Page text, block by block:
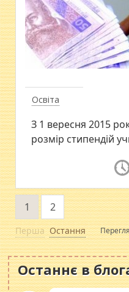
Освіта
З 1 вересня 2015
розмір стипендій
Перша
1 2
Остання
Останнє в